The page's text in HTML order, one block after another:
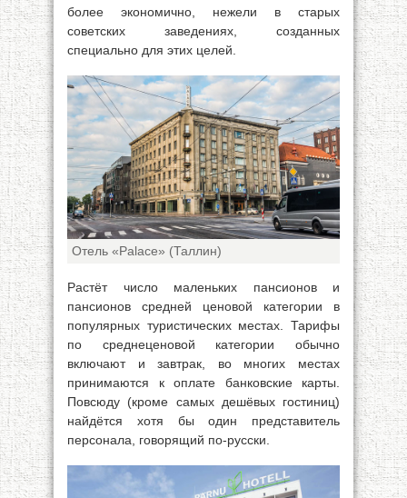
более экономично, нежели в старых
советских заведениях, созданных
специально для этих целей.
Отель «Palace» (Таллин)
Растёт число маленьких пансионов и
пансионов средней ценовой категории в
популярных туристических местах. Тарифы
по среднеценовой категории обычно
включают и завтрак, во многих местах
принимаются к оплате банковские карты.
Повсюду (кроме самых дешёвых гостиниц)
найдётся хотя бы один представитель
персонала, говорящий по-русски.